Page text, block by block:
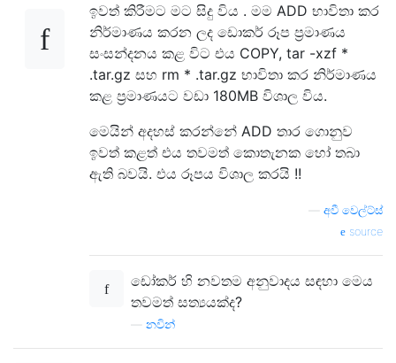
ඉවත් කිරීමට මට සිදු විය . මම ADD භාවිතා කර
නිර්මාණය කරන ලද ඩොකර් රූප ප්‍රමාණය
සංසන්දනය කළ විට එය COPY, tar -xzf *
.tar.gz සහ rm * .tar.gz භාවිතා කර නිර්මාණය
කළ ප්‍රමාණයට වඩා 180MB විශාල විය.
මෙයින් අදහස් කරන්නේ ADD තාර ගොනුව
ඉවත් කළත් එය තවමත් කොතැනක හෝ තබා
ඇති බවයි. එය රූපය විශාල කරයි !!
අවී වෙල්ට්ස්
source
ඩෝකර් හි නවතම අනුවාදය සඳහා මෙය
තවමත් සත්‍යයක්ද?
නවින්